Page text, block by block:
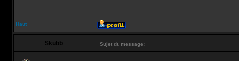
Haut
Skubb Sujet du message: